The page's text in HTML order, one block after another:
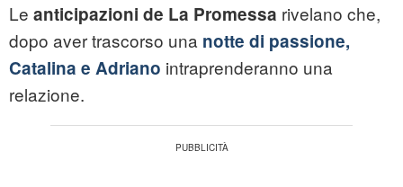
Le anticipazioni de La Promessa rivelano che,
dopo aver trascorso una notte di passione,
Catalina e Adriano intraprenderanno una
relazione.